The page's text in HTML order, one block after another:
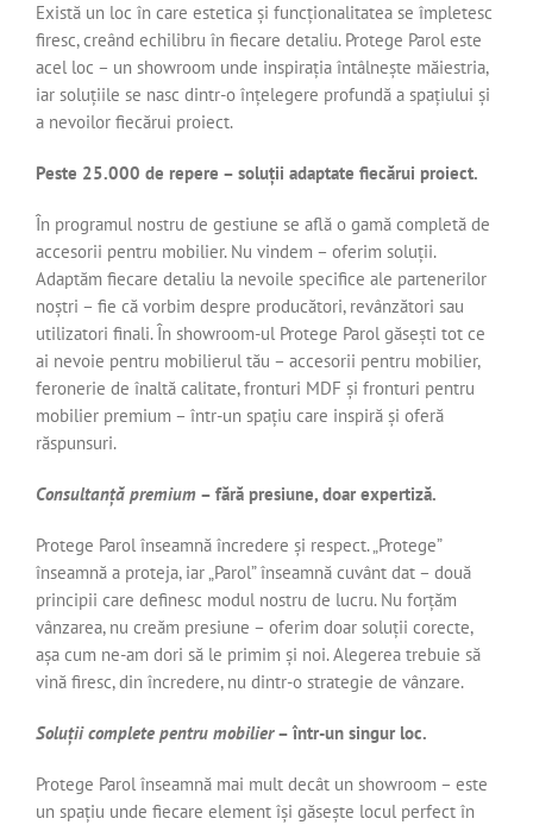
Există un loc în care estetica și funcționalitatea se împletesc
firesc, creând echilibru în fiecare detaliu. Protege Parol este
acel loc – un showroom unde inspirația întâlnește măiestria,
iar soluțiile se nasc dintr-o înțelegere profundă a spațiului și
a nevoilor fiecărui proiect.
Peste 25.000 de repere – soluții adaptate fiecărui proiect.
În programul nostru de gestiune se află o gamă completă de
accesorii pentru mobilier. Nu vindem – oferim soluții.
Adaptăm fiecare detaliu la nevoile specifice ale partenerilor
noștri – fie că vorbim despre producători, revânzători sau
utilizatori finali. În showroom-ul Protege Parol găsești tot ce
ai nevoie pentru mobilierul tău – accesorii pentru mobilier,
feronerie de înaltă calitate, fronturi MDF și fronturi pentru
mobilier premium – într-un spațiu care inspiră și oferă
răspunsuri.
Consultanță premium – fără presiune, doar expertiză.
Protege Parol înseamnă încredere și respect. „Protege”
înseamnă a proteja, iar „Parol” înseamnă cuvânt dat – două
principii care definesc modul nostru de lucru. Nu forțăm
vânzarea, nu creăm presiune – oferim doar soluții corecte,
așa cum ne-am dori să le primim și noi. Alegerea trebuie să
vină firesc, din încredere, nu dintr-o strategie de vânzare.
Soluții complete pentru mobilier– într-un singur loc.
Protege Parol înseamnă mai mult decât un showroom – este
un spațiu unde fiecare element își găsește locul perfect în